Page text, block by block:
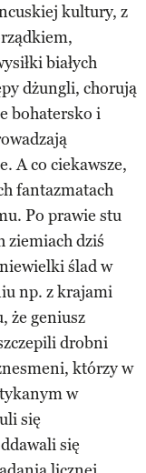
kultury, z
białych
dżungli, chorują
bohatersko i
A co ciekawsze,
fantazmatach
Po prawie stu
ziemiach dziś
ślad w
np. z krajami
że geniusz
drobni
którzy w
w
się
się